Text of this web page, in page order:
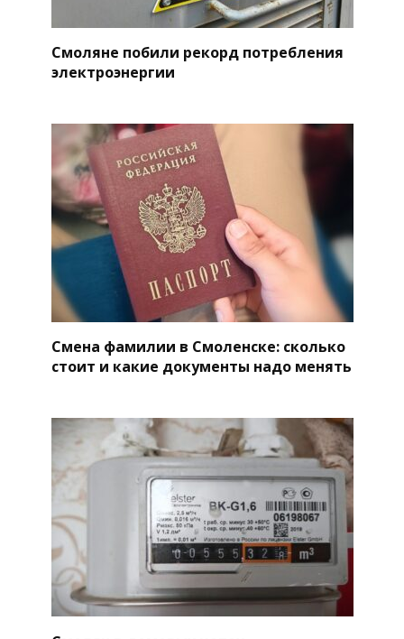
Смоляне побили рекорд потребления
электроэнергии
Смена фамилии в Смоленске: сколько
стоит и какие документы надо менять